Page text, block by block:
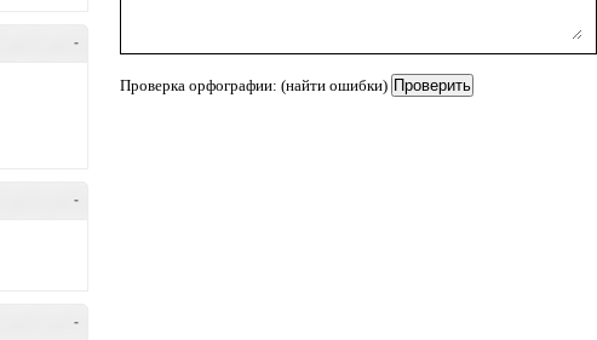
-
-
-
Проверка орфографии: (найти ошибки)